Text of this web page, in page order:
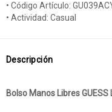
• Código Artículo:
• Actividad: Casual
Descripción
Bolso Manos Libres